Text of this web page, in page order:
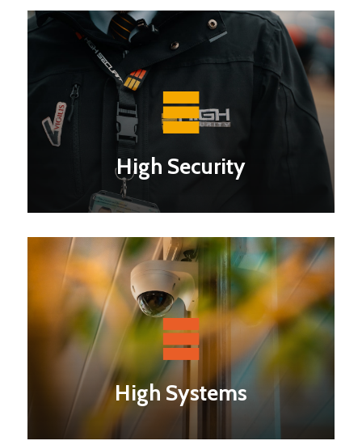
High Security
High Systems